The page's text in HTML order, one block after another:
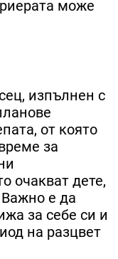
може
изпълнен с
от която
за
очакват дете,
е да
за себе си и
на разцвет